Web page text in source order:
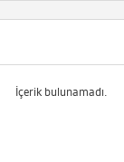
İçerik bulunamadı.